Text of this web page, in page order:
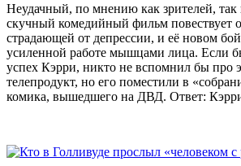
Неудачный, по мнению как зрителей, так
скучный комедийный фильм повествует
страдающей от депрессии, и её новом
усиленной работе мышцами лица. Если
успех Кэрри, никто не вспомнил бы про
телепродукт, но его поместили в
комика, вышедшего на ДВД. Ответ: